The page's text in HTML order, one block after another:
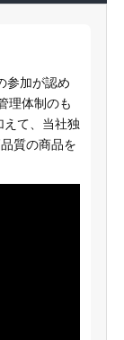
参加が認め
理体制のも
えて、当社独
質の商品を